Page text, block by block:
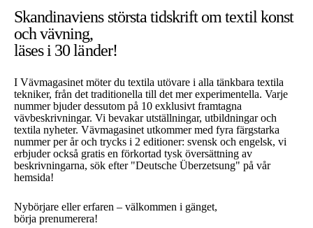
Skandinaviens största tidskrift om textil konst
och vävning,
läses i 30 länder!
I Vävmagasinet möter du textila utövare i alla tänkbara textila
tekniker, från det traditionella till det mer experimentella. Varje
nummer bjuder dessutom på 10 exklusivt framtagna
vävbeskrivningar. Vi bevakar utställningar, utbildningar och
textila nyheter. Vävmagasinet utkommer med fyra färgstarka
nummer per år och trycks i 2 editioner: svensk och engelsk, vi
erbjuder också gratis en förkortad tysk översättning av
beskrivningarna, sök efter "Deutsche Überzetsung" på vår
hemsida!
Nybörjare eller erfaren – välkommen i gänget,
börja prenumerera!